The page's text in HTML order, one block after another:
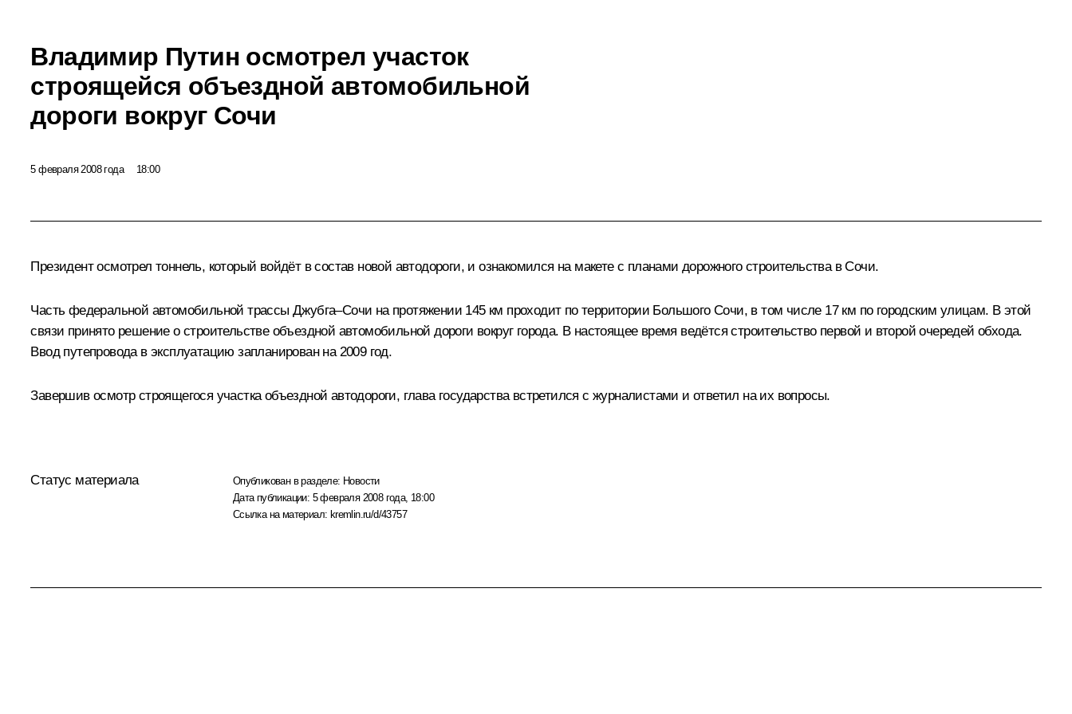
Владимир Путин осмотрел участок
строящейся объездной автомобильной
дороги вокруг Сочи
5 февраля 2008 года 18:00
Президент осмотрел тоннель, который войдёт в состав новой автодороги, и ознакомился на макете с планами дорожного строительства в Сочи.
Часть федеральной автомобильной трассы Джубга–Сочи на протяжении 145 км проходит по территории Большого Сочи, в том числе 17 км по городским улицам. В этой
связи принято решение о строительстве объездной автомобильной дороги вокруг города. В настоящее время ведётся строительство первой и второй очередей обхода.
Ввод путепровода в эксплуатацию запланирован на 2009 год.
Завершив осмотр строящегося участка объездной автодороги, глава государства встретился с журналистами и ответил на их вопросы.
Статус материала Опубликован в разделе: Новости
Дата публикации: 5 февраля 2008 года, 18:00
Ссылка на материал: kremlin.ru/d/43757